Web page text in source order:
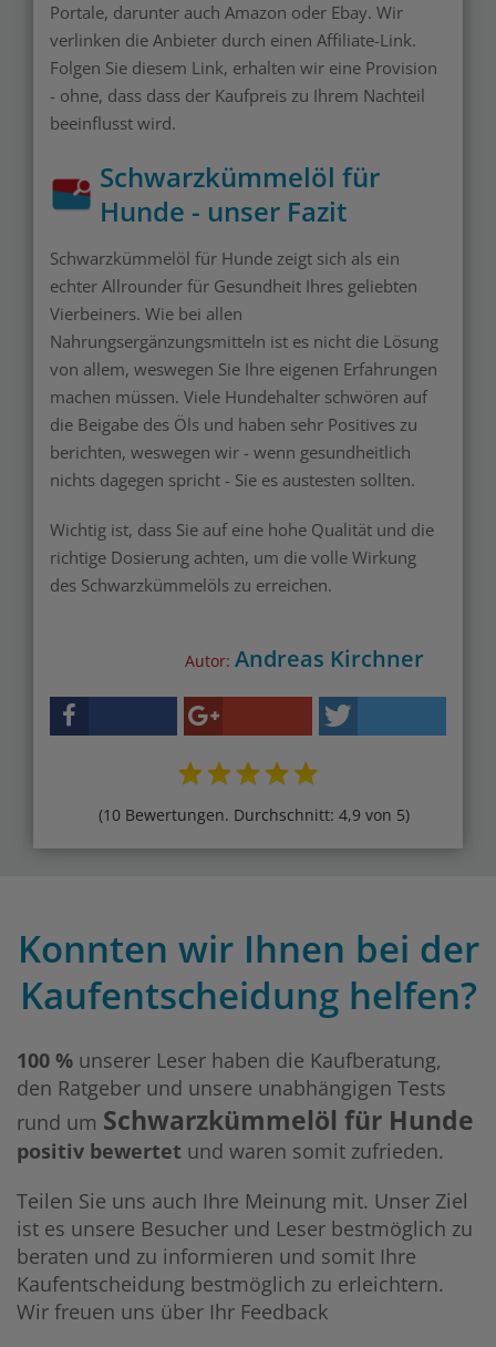
Portale, darunter auch Amazon oder Ebay. Wir
verlinken die Anbieter durch einen Affiliate-Link.
Folgen Sie diesem Link, erhalten wir eine Provision
- ohne, dass dass der Kaufpreis zu Ihrem Nachteil
beeinflusst wird.
Schwarzkümmelöl für
Hunde - unser Fazit
Schwarzkümmelöl für Hunde zeigt sich als ein
echter Allrounder für Gesundheit Ihres geliebten
Vierbeiners. Wie bei allen
Nahrungsergänzungsmitteln ist es nicht die Lösung
von allem, weswegen Sie Ihre eigenen Erfahrungen
machen müssen. Viele Hundehalter schwören auf
die Beigabe des Öls und haben sehr Positives zu
berichten, weswegen wir - wenn gesundheitlich
nichts dagegen spricht - Sie es austesten sollten.
Wichtig ist, dass Sie auf eine hohe Qualität und die
richtige Dosierung achten, um die volle Wirkung
des Schwarzkümmelöls zu erreichen.
Autor: Andreas Kirchner
(10 Bewertungen. Durchschnitt: 4,9 von 5)
Konnten wir Ihnen bei der
Kaufentscheidung helfen?
100 % unserer Leser haben die Kaufberatung,
den Ratgeber und unsere unabhängigen Tests
rund um Schwarzkümmelöl für Hunde
positiv bewertet und waren somit zufrieden.
Teilen Sie uns auch Ihre Meinung mit. Unser Ziel
ist es unsere Besucher und Leser bestmöglich zu
beraten und zu informieren und somit Ihre
Kaufentscheidung bestmöglich zu erleichtern.
Wir freuen uns über Ihr Feedback